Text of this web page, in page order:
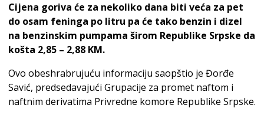
Cijena goriva će za nekoliko dana biti veća za pet
do osam feninga po litru pa će tako benzin i dizel
na benzinskim pumpama širom Republike Srpske da
košta 2,85 – 2,88 KM.
Ovo obeshrabrujuću informaciju saopštio je Đorđe
Savić, predsedavajući Grupacije za promet naftom i
naftnim derivatima Privredne komore Republike Srpske.